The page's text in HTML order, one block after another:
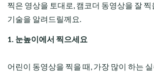
찍은 영상을 토대로, 캠코더 동영상을 잘 찍
기술을 알려드릴께요.
1. 눈높이에서 찍으세요
어린이 동영상을 찍을 때, 가장 많이 하는